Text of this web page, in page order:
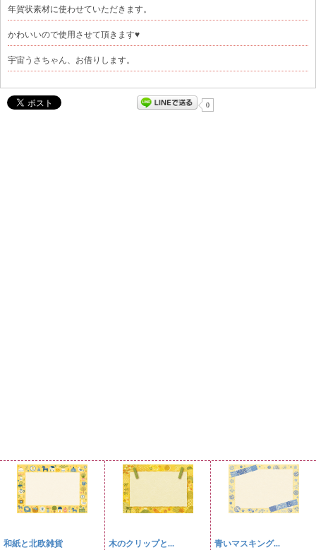
年賀状素材に使わせていただきます。
かわいいので使用させて頂きます♥
宇宙うさちゃん、お借りします。
0
和紙と北欧雑貨 木のクリップと... 青いマスキング...